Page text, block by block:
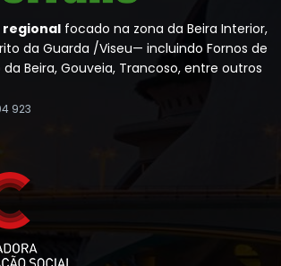
regional focado na zona da Beira Interior,
da Guarda /Viseu— incluindo Fornos de
Beira, Gouveia, Trancoso, entre outros
923